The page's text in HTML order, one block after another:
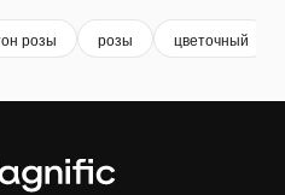
розы розы цветочный